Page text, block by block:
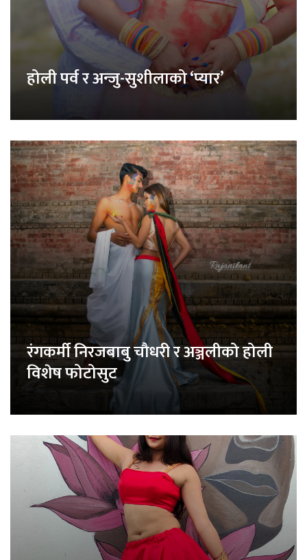
होली पर्व र अन्जु-सुशीलाको ‘प्यार’
रंगकर्मी निरजबाबु चौधरी र अञ्जलीको होली
विशेष फोटोसुट